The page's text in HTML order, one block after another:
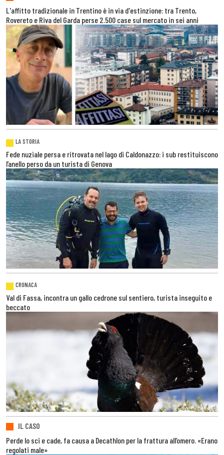
L'affitto tradizionale in Trentino è in via d'estinzione: tra Trento,
Rovereto e Riva del Garda perse 2.500 case sul mercato in sei anni
LA STORIA
Fede nuziale persa e ritrovata nel lago di Caldonazzo: i sub restituiscono
l’anello perso da un turista di Genova
CRONACA
Val di Fassa, incontra un gallo cedrone sul sentiero, turista inseguito e
beccato
IL CASO
Perde lo sci e cade, fa causa a Decathlon per la frattura all’omero. «Erano
regolati male»